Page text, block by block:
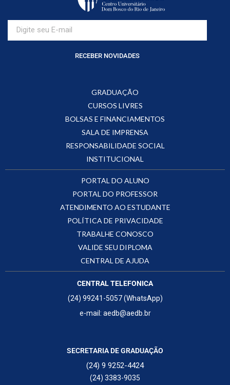
RECEBER NOVIDADES
GRADUAÇÃO
CURSOS LIVRES
BOLSAS E FINANCIAMENTOS
SALA DE IMPRENSA
RESPONSABILIDADE SOCIAL
INSTITUCIONAL
PORTAL DO ALUNO
PORTAL DO PROFESSOR
ATENDIMENTO AO ESTUDANTE
POLÍTICA DE PRIVACIDADE
TRABALHE CONOSCO
VALIDE SEU DIPLOMA
CENTRAL DE AJUDA
CENTRAL TELEFONICA
(24) 99241-5057 (WhatsApp)
e-mail: aedb@aedb.br
SECRETARIA DE GRADUAÇÃO
(24) 9 9252-4424
(24) 3383-9035